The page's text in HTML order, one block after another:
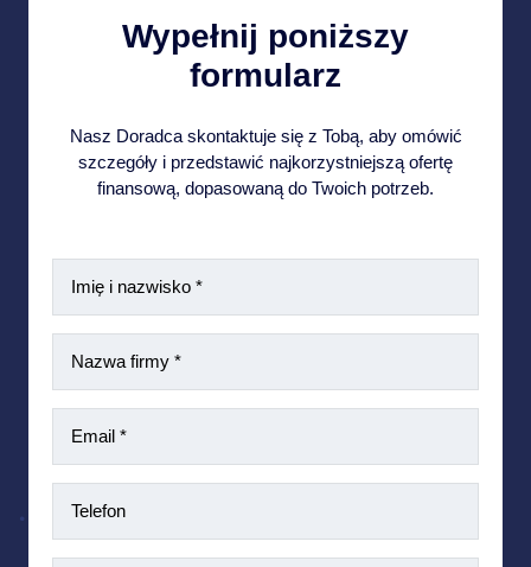
Wypełnij poniższy
formularz
Nasz Doradca skontaktuje się z Tobą, aby omówić
szczegóły i przedstawić najkorzystniejszą ofertę
finansową, dopasowaną do Twoich potrzeb.